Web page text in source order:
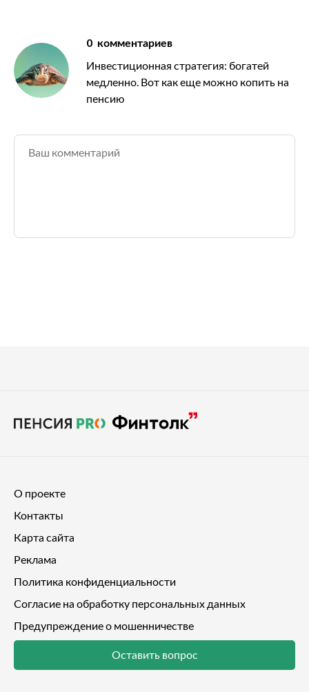
0 комментариев
Инвестиционная стратегия: богатей
медленно. Вот как еще можно копить на
пенсию
О проекте
Контакты
Карта сайта
Реклама
Политика конфиденциальности
Согласие на обработку персональных данных
Предупреждение о мошенничестве
Оставить вопрос